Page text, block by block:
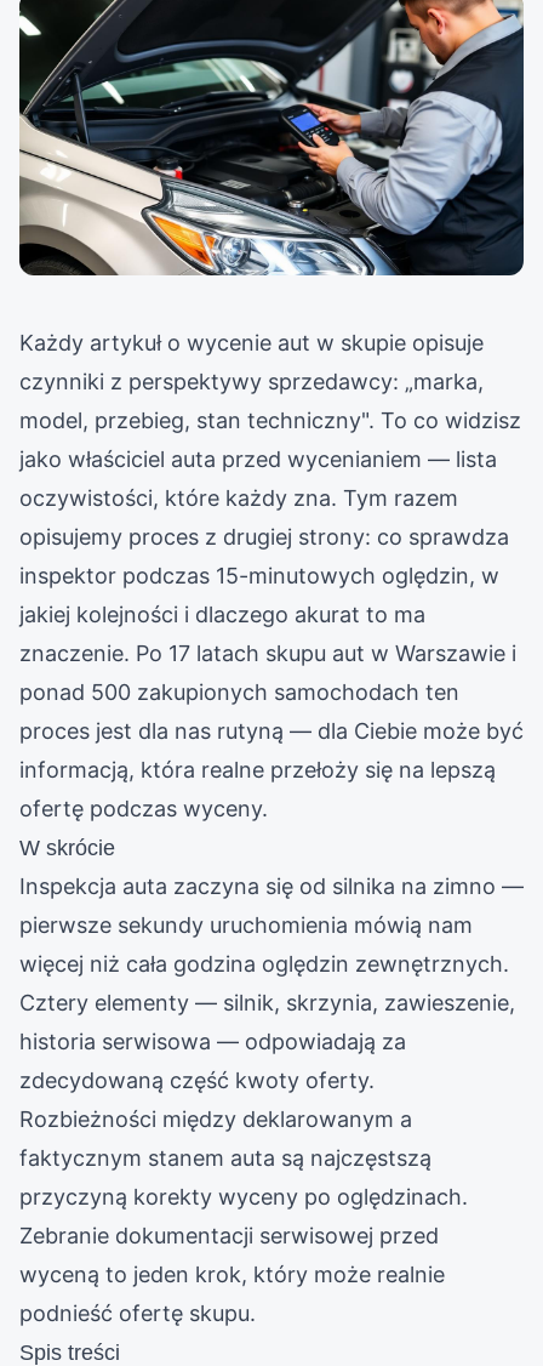
Każdy artykuł o wycenie aut w skupie opisuje
czynniki z perspektywy sprzedawcy: „marka,
model, przebieg, stan techniczny". To co widzisz
jako właściciel auta przed wycenianiem — lista
oczywistości, które każdy zna. Tym razem
opisujemy proces z drugiej strony: co sprawdza
inspektor podczas 15-minutowych oględzin, w
jakiej kolejności i dlaczego akurat to ma
znaczenie. Po 17 latach skupu aut w Warszawie i
ponad 500 zakupionych samochodach ten
proces jest dla nas rutyną — dla Ciebie może być
informacją, która realne przełoży się na lepszą
ofertę podczas wyceny.
W skrócie
Inspekcja auta zaczyna się od silnika na zimno —
pierwsze sekundy uruchomienia mówią nam
więcej niż cała godzina oględzin zewnętrznych.
Cztery elementy — silnik, skrzynia, zawieszenie,
historia serwisowa — odpowiadają za
zdecydowaną część kwoty oferty.
Rozbieżności między deklarowanym a
faktycznym stanem auta są najczęstszą
przyczyną korekty wyceny po oględzinach.
Zebranie dokumentacji serwisowej przed
wyceną to jeden krok, który może realnie
podnieść ofertę skupu.
Spis treści